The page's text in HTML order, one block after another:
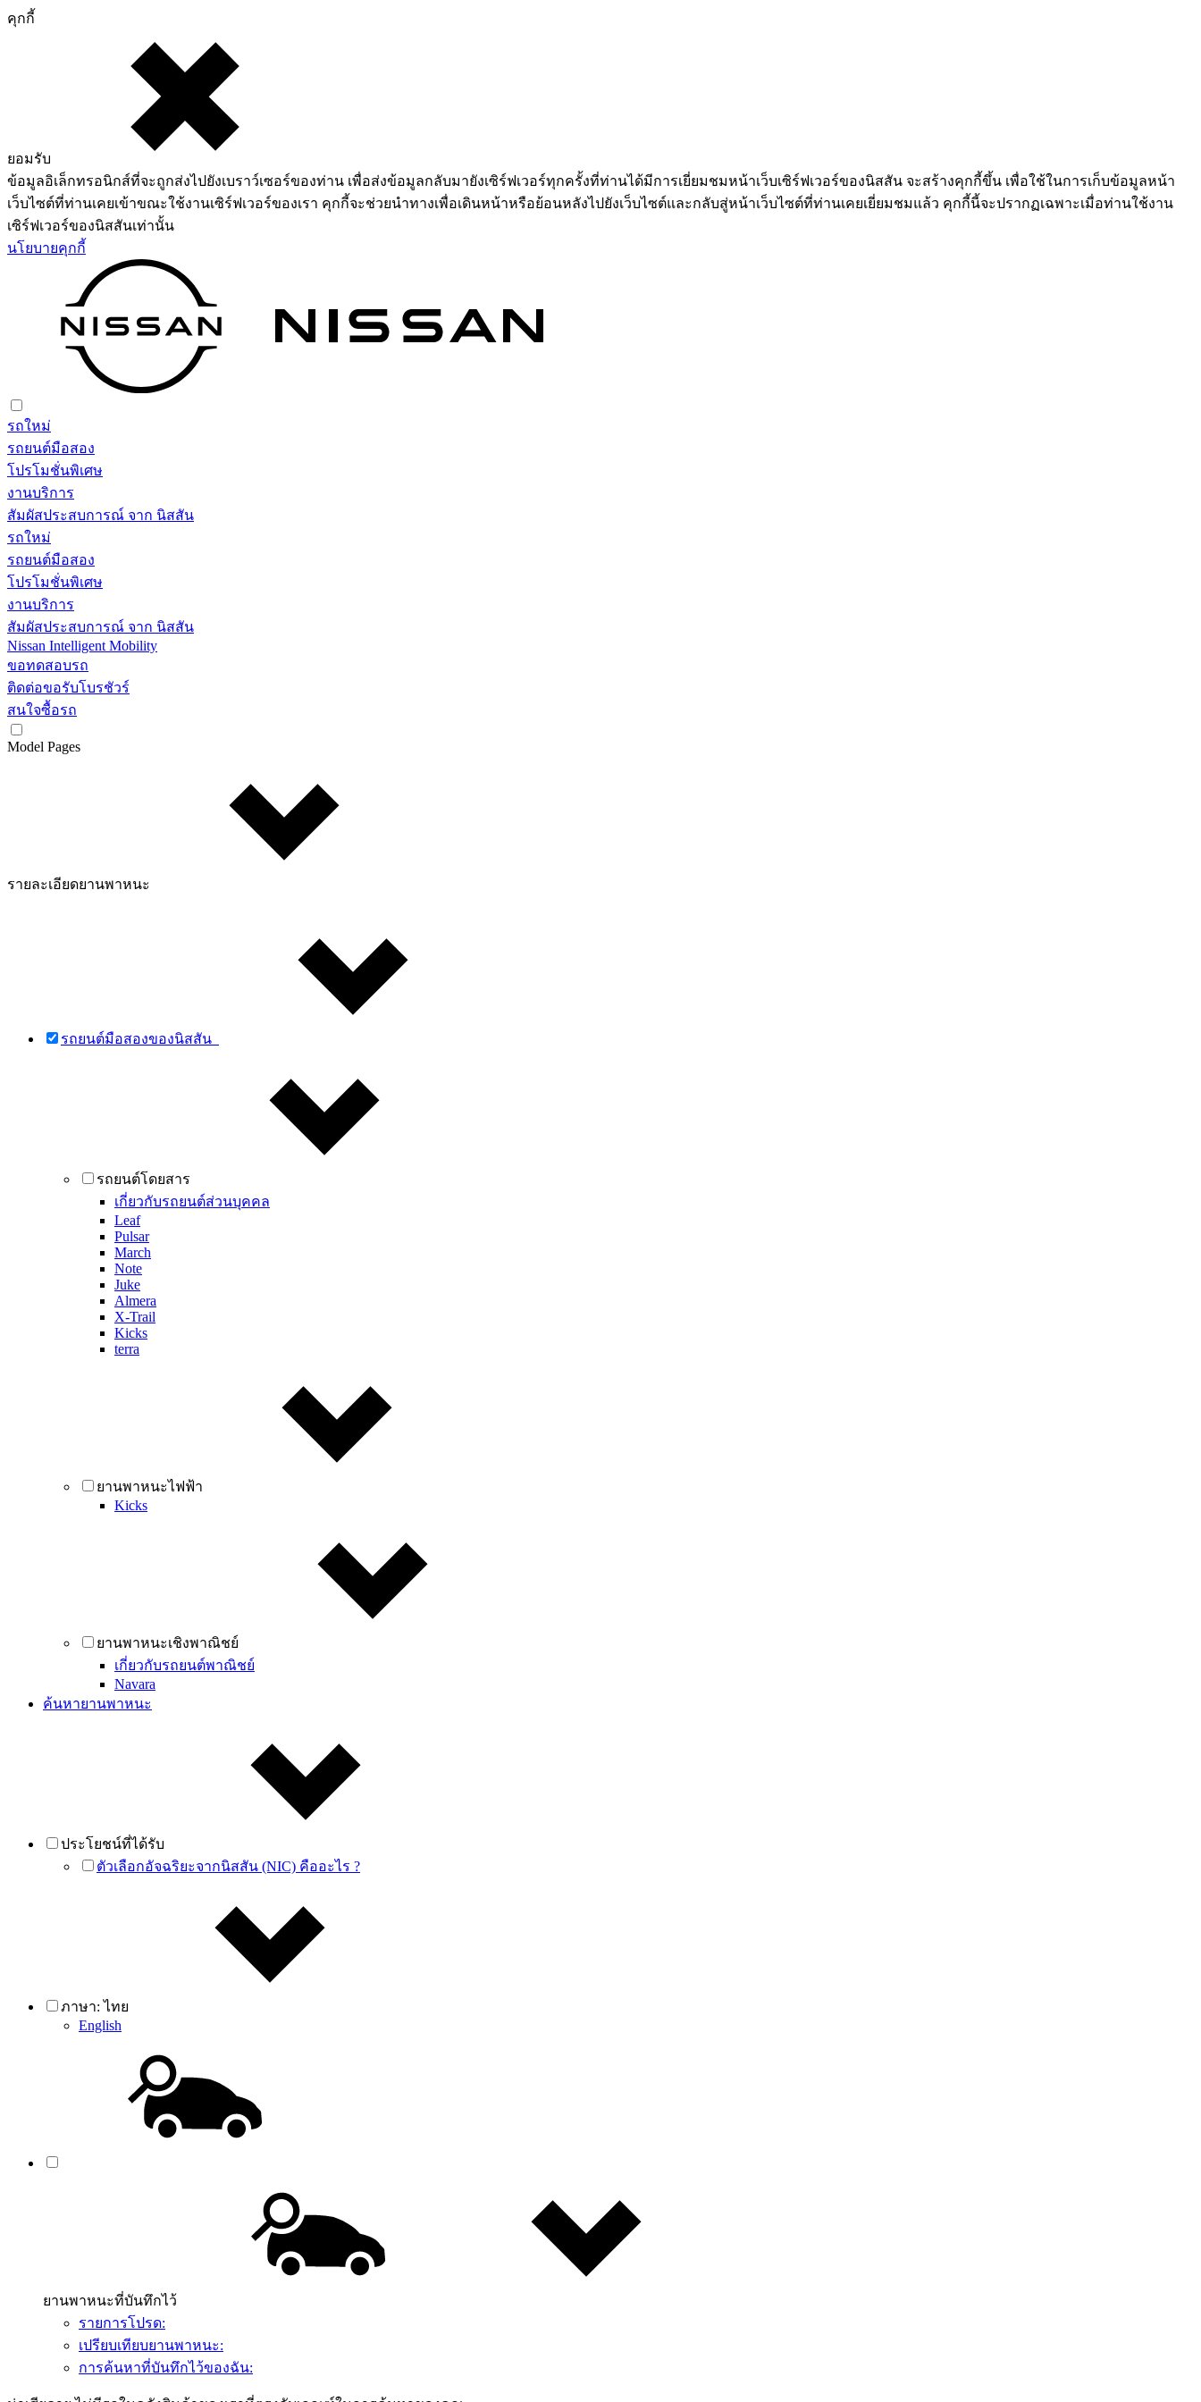
คุกกี้
ยอมรับ
ข้อมูลอิเล็กทรอนิกส์ที่จะถูกส่งไปยังเบราว์เซอร์ของท่าน เพื่อส่งข้อมูลกลับมายังเซิร์ฟเวอร์ทุกครั้งที่ท่านได้มีการเยี่ยมชมหน้าเว็บเซิร์ฟเวอร์ของนิสสัน จะสร้างคุกกี้ขึ้น เพื่อใช้ในการเก็บข้อมูลหน้า
เว็บไซต์ที่ท่านเคยเข้าขณะใช้งานเซิร์ฟเวอร์ของเรา คุกกี้จะช่วยนำทางเพื่อเดินหน้าหรือย้อนหลังไปยังเว็บไซต์และกลับสู่หน้าเว็บไซต์ที่ท่านเคยเยี่ยมชมแล้ว คุกกี้นี้จะปรากฏเฉพาะเมื่อท่านใช้งาน
เซิร์ฟเวอร์ของนิสสันเท่านั้น
นโยบายคุกกี้
รถใหม่
รถยนต์มือสอง
โปรโมชั่นพิเศษ
งานบริการ
สัมผัสประสบการณ์ จาก นิสสัน
รถใหม่
รถยนต์มือสอง
โปรโมชั่นพิเศษ
งานบริการ
สัมผัสประสบการณ์ จาก นิสสัน
Nissan Intelligent Mobility
ขอทดสอบรถ
ติดต่อขอรับโบรชัวร์
สนใจซื้อรถ
Model Pages
รายละเอียดยานพาหนะ
รถยนต์มือสองของนิสสัน
รถยนต์โดยสาร
เกี่ยวกับรถยนต์ส่วนบุคคล
Leaf
Pulsar
March
Note
Juke
Almera
X-Trail
Kicks
terra
ยานพาหนะไฟฟ้า
Kicks
ยานพาหนะเชิงพาณิชย์
เกี่ยวกับรถยนต์พาณิชย์
Navara
ค้นหายานพาหนะ
ประโยชน์ที่ได้รับ
ตัวเลือกอัจฉริยะจากนิสสัน (NIC) คืออะไร ?
ภาษา:ไทย
English
ยานพาหนะที่บันทึกไว้
รายการโปรด:
เปรียบเทียบยานพาหนะ:
การค้นหาที่บันทึกไว้ของฉัน: